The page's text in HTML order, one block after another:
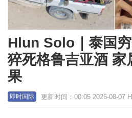
Hlun Solo｜泰国
猝死格鲁吉亚酒 家
果
即时国际 更新时间：00:05 2026-08-07